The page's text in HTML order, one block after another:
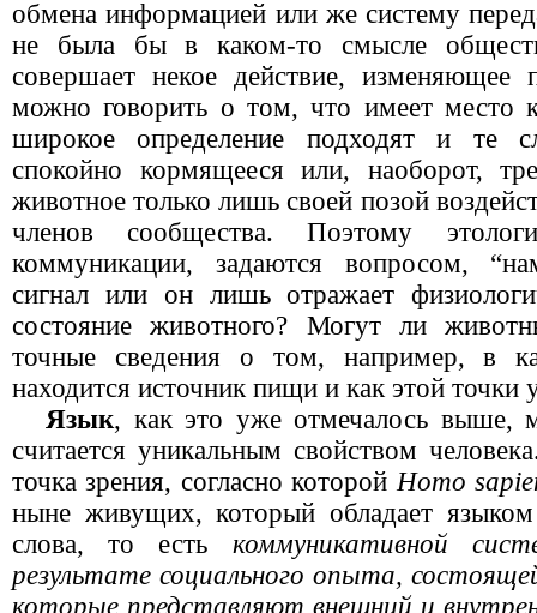
обмена информацией или же систему
не была бы в каком-то смысле
совершает некое действие, изменяющее
можно говорить о том, что имеет место
широкое определение подходят и те
спокойно кормящееся или, наоборот,
животное только лишь своей позой
членов сообщества. Поэтому
коммуникации, задаются вопросом,
сигнал или он лишь отражает
состояние животного? Могут ли
точные сведения о том, например, в
находится источник пищи и как этой точки
Язык, как это уже отмечалось выше,
считается уникальным свойством
точка зрения, согласно которойHomo
ныне живущих, который обладает
слова, то есть коммуникативной
результате социального опыта,
которые представляют внешний и